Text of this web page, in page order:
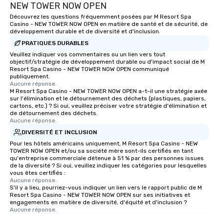
NEW TOWER NOW OPEN
Découvrez les questions fréquemment posées par M Resort Spa
Casino - NEW TOWER NOW OPEN en matière de santé et de sécurité, de
développement durable et de diversité et d'inclusion.
PRATIQUES DURABLES
Veuillez indiquer vos commentaires ou un lien vers tout
objectif/stratégie de développement durable ou d'impact social de M
Resort Spa Casino - NEW TOWER NOW OPEN communiqué
publiquement.
Aucune réponse.
M Resort Spa Casino - NEW TOWER NOW OPEN a-t-il une stratégie axée
sur l'élimination et le détournement des déchets (plastiques, papiers,
cartons, etc.) ? Si oui, veuillez préciser votre stratégie d'élimination et
de détournement des déchets.
Aucune réponse.
DIVERSITÉ ET INCLUSION
Pour les hôtels américains uniquement, M Resort Spa Casino - NEW
TOWER NOW OPEN et/ou sa société mère sont-ils certifiés en tant
qu'entreprise commerciale détenue à 51 % par des personnes issues
de la diversité ? Si oui, veuillez indiquer les catégories pour lesquelles
vous êtes certifiés :
Aucune réponse.
S'il y a lieu, pourriez-vous indiquer un lien vers le rapport public de M
Resort Spa Casino - NEW TOWER NOW OPEN sur ses initiatives et
engagements en matière de diversité, d'équité et d'inclusion ?
Aucune réponse.